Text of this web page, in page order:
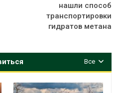
нашли способ
транспортировки
гидратов метана
Все